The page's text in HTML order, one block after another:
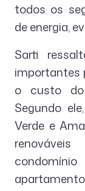
todos os
de energia,
Sarti
importantes
o custo do
Segundo
Verde e